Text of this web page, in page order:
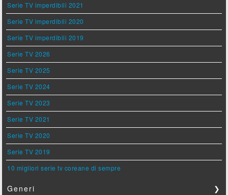
Serie TV imperdibili 2021
Serie TV imperdibili 2020
Serie TV imperdibili 2019
Serie TV 2026
Serie TV 2025
Serie TV 2024
Serie TV 2023
Serie TV 2021
Serie TV 2020
Serie TV 2019
10 migliori serie tv coreane di sempre
Generi ❯